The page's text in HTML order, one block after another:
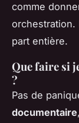
comme
orchestration.
part entière.
Que faire si
?
Pas de
documentaire